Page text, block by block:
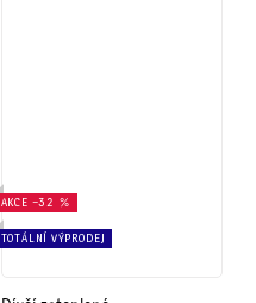
AKCE –32 %
TOTÁLNÍ VÝPRODEJ